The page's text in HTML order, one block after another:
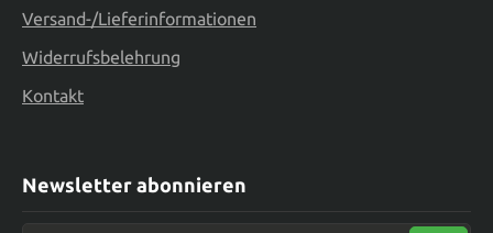
Versand-/Lieferinformationen
Widerrufsbelehrung
Kontakt
Newsletter abonnieren